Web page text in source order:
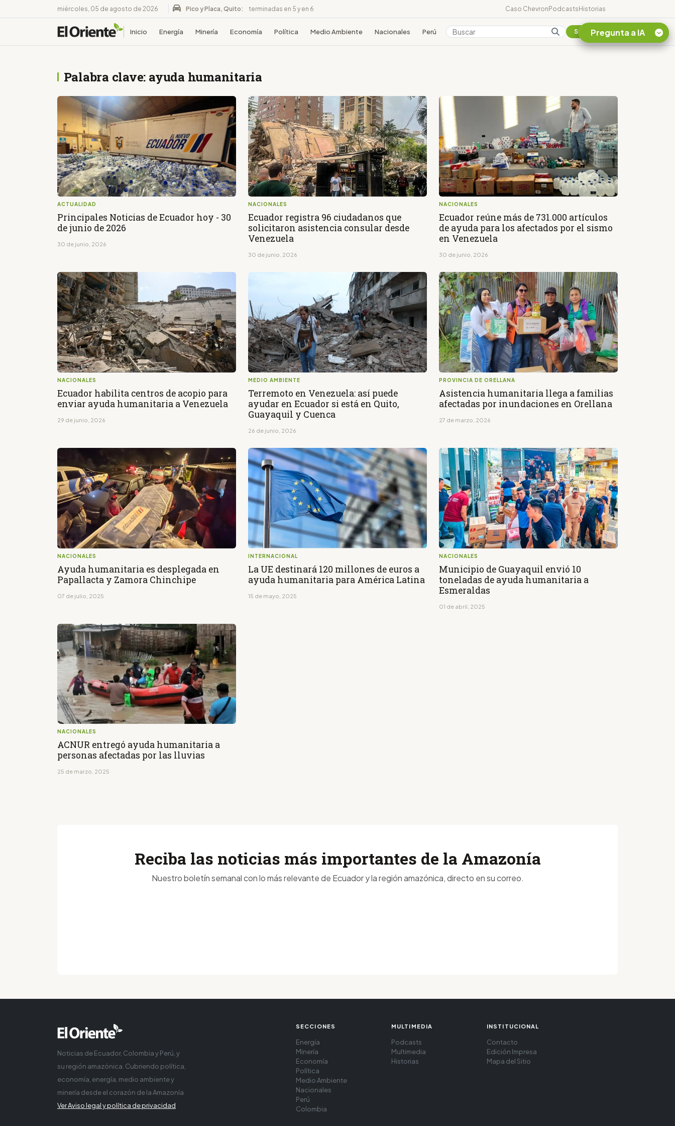
miércoles, 05 de agosto de 2026 Pico y Placa, Quito: terminadas en 5 y en 6 Caso ChevronPodcastsHistorias
Inicio Energía Minería Economía Política Medio Ambiente Nacionales Perú Colombia Suscribirse
Palabra clave: ayuda humanitaria
ACTUALIDAD
Principales Noticias de Ecuador hoy - 30
de junio de 2026
30 de junio, 2026
NACIONALES
Ecuador registra 96 ciudadanos que
solicitaron asistencia consular desde
Venezuela
30 de junio, 2026
NACIONALES
Ecuador reúne más de 731.000 artículos
de ayuda para los afectados por el sismo
en Venezuela
30 de junio, 2026
NACIONALES
Ecuador habilita centros de acopio para
enviar ayuda humanitaria a Venezuela
29 de junio, 2026
MEDIO AMBIENTE
Terremoto en Venezuela: así puede
ayudar en Ecuador si está en Quito,
Guayaquil y Cuenca
26 de junio, 2026
PROVINCIA DE ORELLANA
Asistencia humanitaria llega a familias
afectadas por inundaciones en Orellana
27 de marzo, 2026
NACIONALES
Ayuda humanitaria es desplegada en
Papallacta y Zamora Chinchipe
07 de julio, 2025
INTERNACIONAL
La UE destinará 120 millones de euros a
ayuda humanitaria para América Latina
15 de mayo, 2025
NACIONALES
Municipio de Guayaquil envió 10
toneladas de ayuda humanitaria a
Esmeraldas
01 de abril, 2025
NACIONALES
ACNUR entregó ayuda humanitaria a
personas afectadas por las lluvias
25 de marzo, 2025
Pregunta a IA
Amazonia Ecuatoriana
¿En que consiste la
tasa minera que rige en
Ecuador?
Reciba las noticias más importantes de la Amazonía
Nuestro boletín semanal con lo más relevante de Ecuador y la región amazónica, directo en su correo.
Noticias de Ecuador, Colombia y Perú, y
su región amazónica. Cubriendo política,
economía, energía, medio ambiente y
minería desde el corazón de la Amazonía
Ver Aviso legal y política de privacidad
SECCIONES
Energía
Minería
Economía
Política
Medio Ambiente
Nacionales
Perú
Colombia
MULTIMEDIA
Podcasts
Multimedia
Historias
INSTITUCIONAL
Contacto
Edición Impresa
Mapa del Sitio